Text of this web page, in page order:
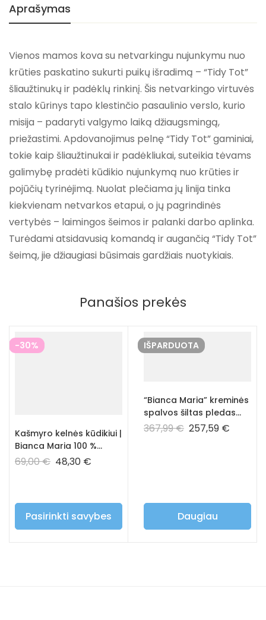
Aprašymas
Vienos mamos kova su netvarkingu nujunkymu nuo
krūties paskatino sukurti puikų išradimą – “Tidy Tot”
šliaužtinukų ir padėklų rinkinį. Šis netvarkingo virtuvės
stalo kūrinys tapo klestinčio pasaulinio verslo, kurio
misija – padaryti valgymo laiką džiaugsmingą,
priežastimi. Apdovanojimus pelnę “Tidy Tot” gaminiai,
tokie kaip šliaužtinukai ir padėkliukai, suteikia tėvams
galimybę pradėti kūdikio nujunkymą nuo krūties ir
pojūčių tyrinėjimą. Nuolat plečiama jų linija tinka
kiekvienam netvarkos etapui, o jų pagrindinės
vertybės – laimingos šeimos ir palanki darbo aplinka.
Turėdami atsidavusią komandą ir augančią “Tidy Tot”
šeimą, jie džiaugiasi būsimais gardžiais nuotykiais.
Panašios prekės
-30%
Kašmyro kelnės kūdikiui |
Bianca Maria 100 %
hipoalerginės vaikiškos
69,00€ 48,30 €
Pasirinkti savybes
IŠPARDUOTA
“Bianca Maria” kreminės
spalvos šiltas pledas
100% kašmyras
367,99€ 257,59 €
Daugiau